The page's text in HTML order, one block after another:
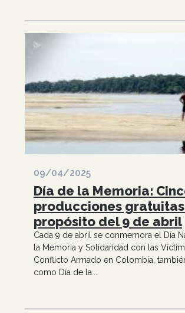
09/04/2025
Día de la Memoria:
producciones
propósito del 9 de abril
Cada 9 de abril se conmemora el Día
la Memoria y Solidaridad con las
Conflicto Armado en Colombia,
como Día de la...